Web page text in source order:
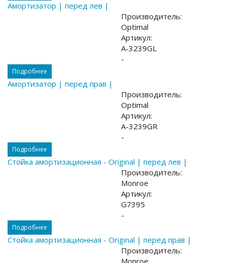
Амортизатор | перед лев |
Производитель:
Optimal
Артикул:
A-3239GL
-
Подробнее
Амортизатор | перед прав |
Производитель:
Optimal
Артикул:
A-3239GR
-
Подробнее
Стойка амортизационная - Original | перед лев |
Производитель:
Monroe
Артикул:
G7395
-
Подробнее
Стойка амортизационная - Original | перед прав |
Производитель: